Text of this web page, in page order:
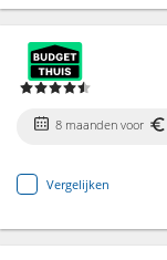
8 maanden voor
Vergelijken